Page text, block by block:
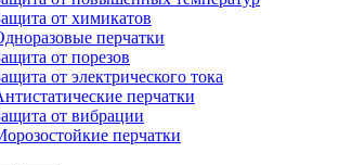
от химикатов
перчатки
от порезов
от электрического тока
перчатки
от вибрации
перчатки